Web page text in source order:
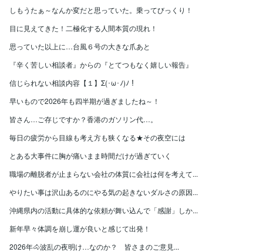
しもうたぁ～なんか変だと思っていた。乗ってびっくり！
目に見えてきた！二極化する人間本質の現れ！
思っていた以上に…台風６号の大きな爪あと
『辛く苦しい相談者』からの『とてつもなく嬉しい報告』
信じられない相談内容【１】Σ(･ω･ﾉ)ﾉ！
早いもので2026年も四半期が過ぎましたね～！
皆さん…ご存じですか？香港のガソリン代…。
毎日の疲労から目線も考え方も狭くなる★その夜空には
とある大事件に胸が痛いまま時間だけが過ぎていく
職場の離脱者が止まらない会社の体質に会社は何を考えて...
やりたい事は沢山あるのにやる気の起きないダルさの原因...
沖縄県内の活動に具体的な依頼が舞い込んで「感謝」しか...
新年早々体調を崩し運が良いと感じて出発！
2026年🐴波乱の夜明け…なのか？ 皆さまのご意見...